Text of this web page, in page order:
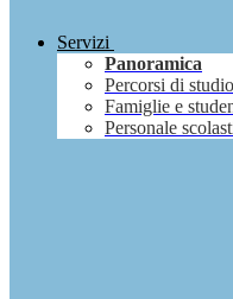
Servizi
Panoramica
Percorsi di studio
Famiglie e
Personale